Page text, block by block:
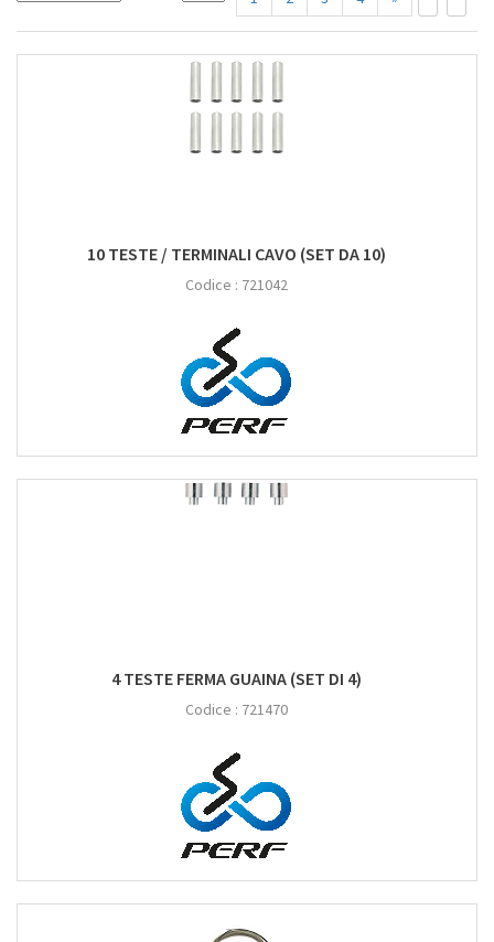
10 TESTE / TERMINALI CAVO (SET DA 10)
Codice : 721042
4 TESTE FERMA GUAINA (SET DI 4)
Codice : 721470